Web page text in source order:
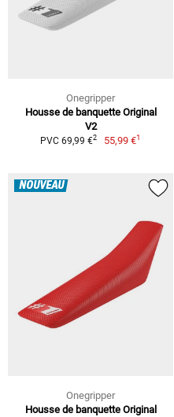
Onegripper
Housse de banquette Original
V2
PVC 69,99 €2 55,99 €1
NOUVEAU
Onegripper
Housse de banquette Original